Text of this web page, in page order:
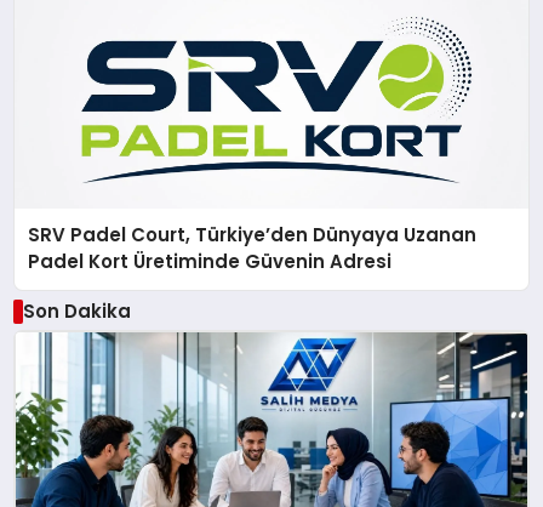
SRV Padel Court, Türkiye’den Dünyaya Uzanan
Padel Kort Üretiminde Güvenin Adresi
Son Dakika